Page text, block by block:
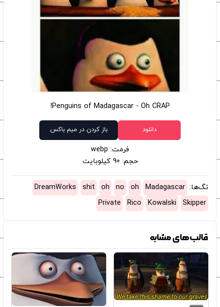
Penguins of Madagascar - Oh CRAP!
دانلود باز کردن در میم باکس
فرمت: webp
حجم: 90 کیلوبایت
تگ‌ها: Madagascar
oh
no
oh
shit
DreamWorks
Skipper
Kowalski
Rico
Private
قالب‌های مشابه